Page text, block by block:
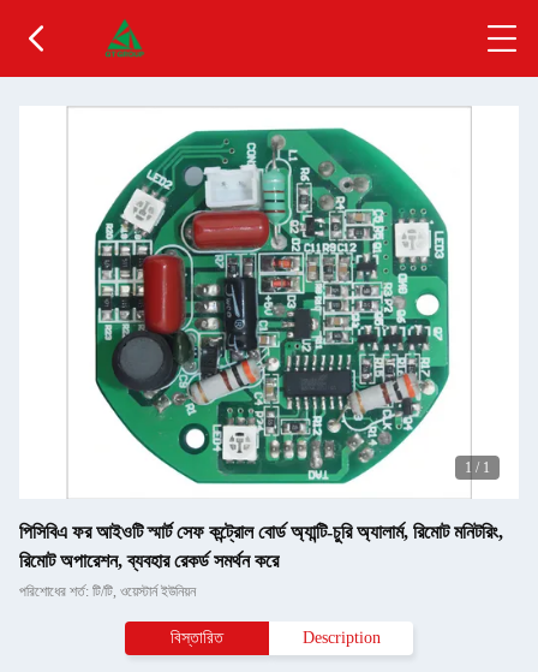
1 / 1
পিসিবিএ ফর আইওটি স্মার্ট সেফ কন্ট্রোল বোর্ড অ্যান্টি-চুরি অ্যালার্ম, রিমোট মনিটরিং,
রিমোট অপারেশন, ব্যবহার রেকর্ড সমর্থন করে
পরিশোধের শর্ত: টি/টি, ওয়েস্টার্ন ইউনিয়ন
বিস্তারিত Description